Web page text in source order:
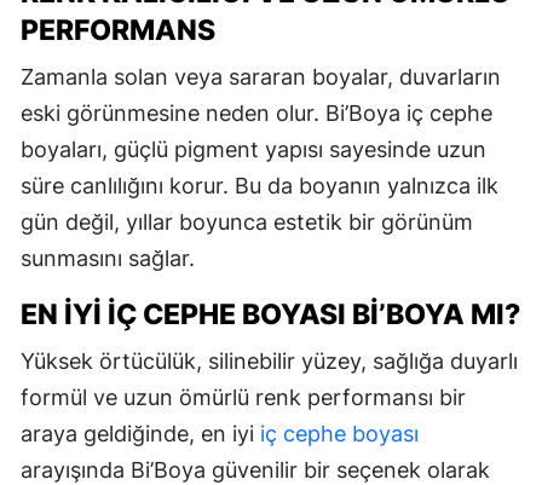
PERFORMANS
Zamanla solan veya sararan boyalar, duvarların
eski görünmesine neden olur. Bi’Boya iç cephe
boyaları, güçlü pigment yapısı sayesinde uzun
süre canlılığını korur. Bu da boyanın yalnızca ilk
gün değil, yıllar boyunca estetik bir görünüm
sunmasını sağlar.
EN İYI İÇ CEPHE BOYASI BI’BOYA MI?
Yüksek örtücülük, silinebilir yüzey, sağlığa duyarlı
formül ve uzun ömürlü renk performansı bir
araya geldiğinde, en iyi iç cephe boyası
arayışında Bi’Boya güvenilir bir seçenek olarak